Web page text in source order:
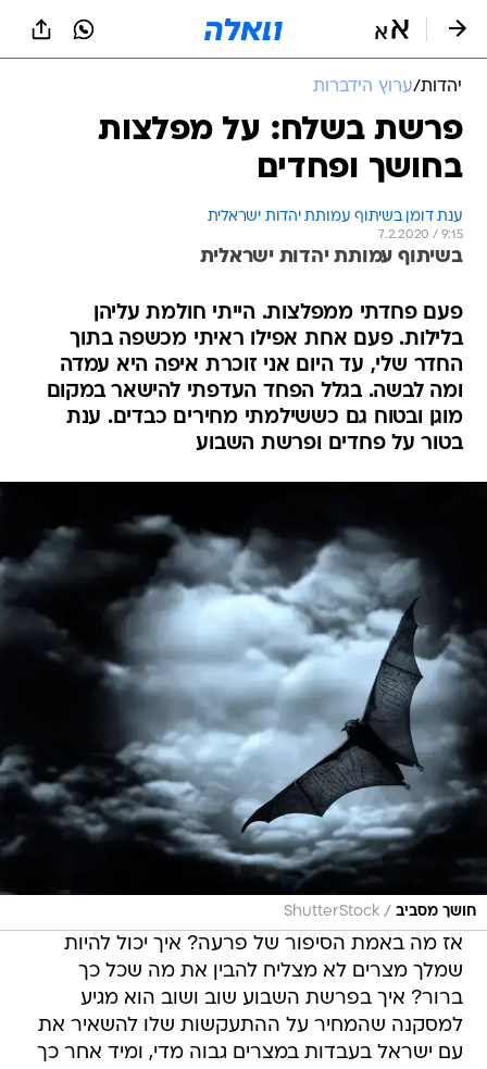
יהדות/ערוץ הידברות
פרשת בשלח: על מפלצות
בחושך ופחדים
ענת דומן בשיתוף עמותת יהדות ישראלית
7.2.2020 / 9:15
בשיתוף עמותת יהדות ישראלית
פעם פחדתי ממפלצות. הייתי חולמת עליהן
בלילות. פעם אחת אפילו ראיתי מכשפה בתוך
החדר שלי, עד היום אני זוכרת איפה היא עמדה
ומה לבשה. בגלל הפחד העדפתי להישאר במקום
מוגן ובטוח גם כששילמתי מחירים כבדים. ענת
בטור על פחדים ופרשת השבוע
חושך מסביב /
ShutterStock
אז מה באמת הסיפור של פרעה? איך יכול להיות
שמלך מצרים לא מצליח להבין את מה שכל כך
ברור? איך בפרשת השבוע שוב ושוב הוא מגיע
למסקנה שהמחיר על ההתעקשות שלו להשאיר את
עם ישראל בעבדות במצרים גבוה מדי, ומיד אחר כך